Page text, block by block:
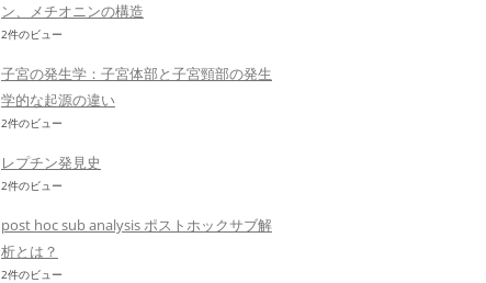
ン、メチオニンの構造
2件のビュー
子宮の発生学：子宮体部と子宮頸部の発生
学的な起源の違い
2件のビュー
レプチン発見史
2件のビュー
post hoc sub analysis ポストホックサブ解
析とは？
2件のビュー